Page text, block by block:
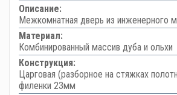
Описание:
Межкомнатная дверь из инженерного
Материал:
Комбинированный массив дуба и ольхи
Конструкция:
Царговая (разборное на стяжках
филенки 23мм